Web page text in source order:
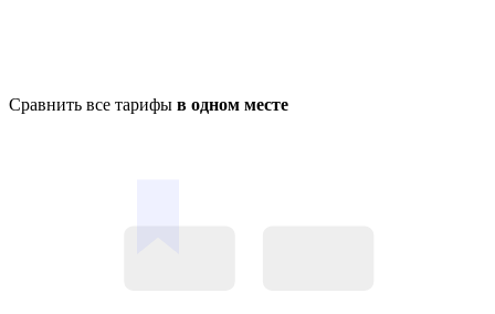
Сравнить все тарифы в одном месте